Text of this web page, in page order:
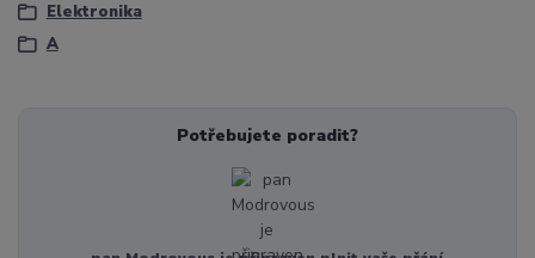
Elektronika
A
Potřebujete poradit?